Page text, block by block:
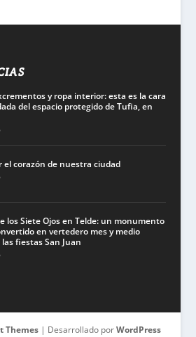
y ropa interior: esta es la cara
del espacio protegido de Tufia, en
el corazón de nuestra ciudad
los Siete Ojos en Telde: un monumento
en vertedero mes y medio
fiestas San Juan
Themes| Desarrollado porWordPress